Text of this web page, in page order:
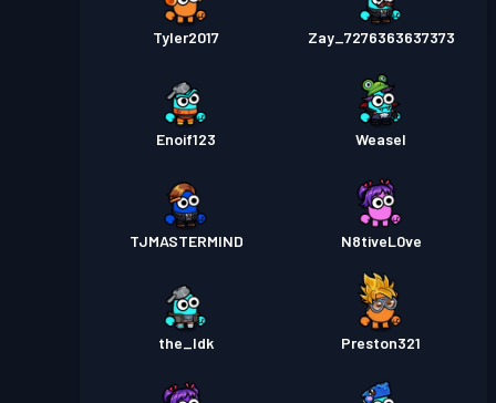
Tyler2017 Zay_7276363637373
Enoif123 Weasel
TJMASTERMIND N8tiveL0ve
the_Idk Preston321